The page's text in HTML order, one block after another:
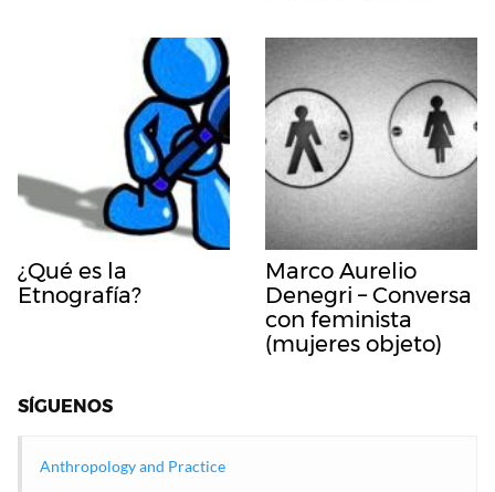
¿Qué es la
Etnografía?
Marco Aurelio
Denegri – Conversa
con feminista
(mujeres objeto)
SÍGUENOS
Anthropology and Practice